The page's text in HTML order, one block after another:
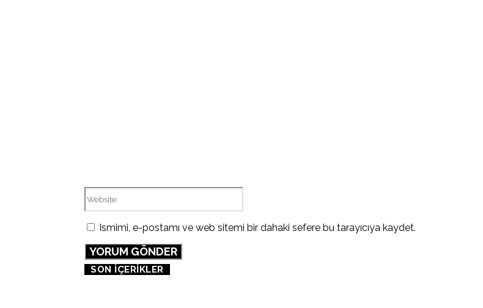
Ismimi, e-postamı ve web sitemi bir dahaki sefere bu tarayıcıya kaydet.
SON İÇERİKLER